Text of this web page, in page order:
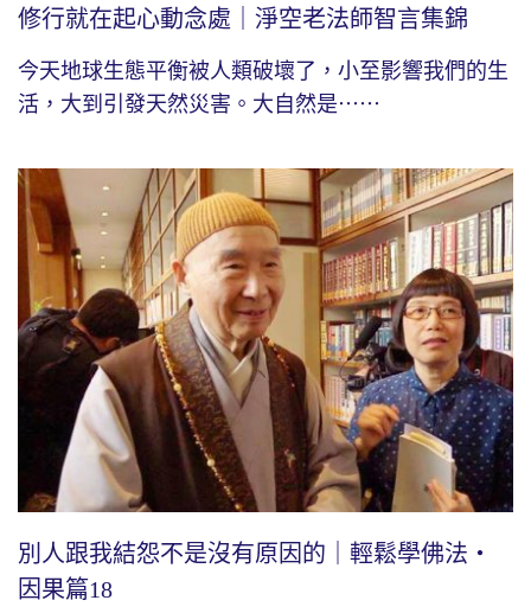
修行就在起心動念處｜淨空老法師智言集錦
今天地球生態平衡被人類破壞了，小至影響我們的生
活，大到引發天然災害。大自然是⋯⋯
別人跟我結怨不是沒有原因的｜輕鬆學佛法・
因果篇18